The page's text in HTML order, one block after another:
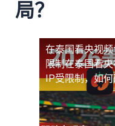
局？
在泰国看央视
限制在泰国看
IP受限制，如